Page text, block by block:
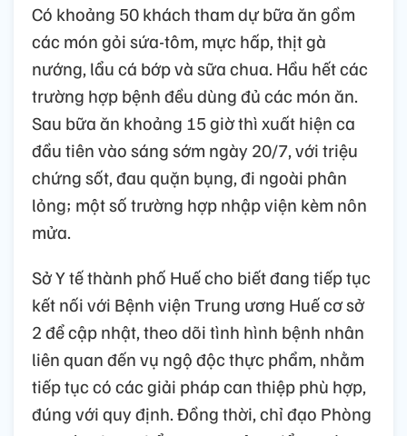
Có khoảng 50 khách tham dự bữa ăn gồm
các món gỏi sứa-tôm, mực hấp, thịt gà
nướng, lẩu cá bớp và sữa chua. Hầu hết các
trường hợp bệnh đều dùng đủ các món ăn.
Sau bữa ăn khoảng 15 giờ thì xuất hiện ca
đầu tiên vào sáng sớm ngày 20/7, với triệu
chứng sốt, đau quặn bụng, đi ngoài phân
lỏng; một số trường hợp nhập viện kèm nôn
mửa.
Sở Y tế thành phố Huế cho biết đang tiếp tục
kết nối với Bệnh viện Trung ương Huế cơ sở
2 để cập nhật, theo dõi tình hình bệnh nhân
liên quan đến vụ ngộ độc thực phẩm, nhằm
tiếp tục có các giải pháp can thiệp phù hợp,
đúng với quy định. Đồng thời, chỉ đạo Phòng